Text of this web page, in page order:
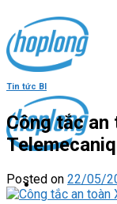
content
Tin tức Bl
Công tắc an
Posted on 22/05/